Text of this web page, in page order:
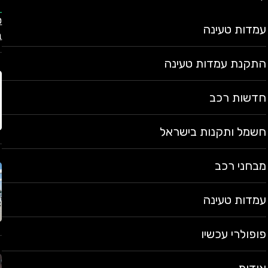
עמדות טעינה
התקנת עמדות טעינה
חדשות רכב
חשמל ותקנות בישראל
מבחני רכב
עמדות טעינה
פופולרי עכשיו